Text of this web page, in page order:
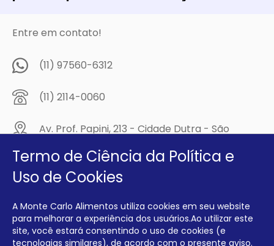
Entre em contato!
(11) 97560-6312
(11) 2114-0060
Av. Prof. Papini, 213 - Cidade Dutra - São
Compre na
MCA Virtual!
Siga a Monte Carlo Alimentos nas redes sociais!
Termo de Ciência da Política e
Uso de Cookies
A Monte Carlo Alimentos utiliza cookies em seu website
para melhorar a experiência dos usuários.Ao utilizar este
site, você estará consentindo o uso de cookies (e
tecnologias similares), de acordo com o presente aviso.